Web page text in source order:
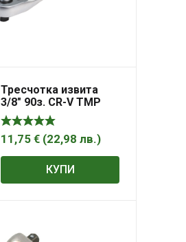
Тресчотка извита
3/8″ 90з. CR-V TMP
11,75€ (22,98лв.)
КУПИ